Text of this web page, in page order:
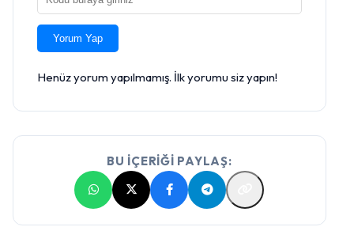
Yorum Yap
Henüz yorum yapılmamış. İlk yorumu siz yapın!
BU İÇERİĞİ PAYLAŞ: